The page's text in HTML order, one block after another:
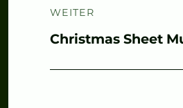
WEITER
Nächster
Christmas Sheet